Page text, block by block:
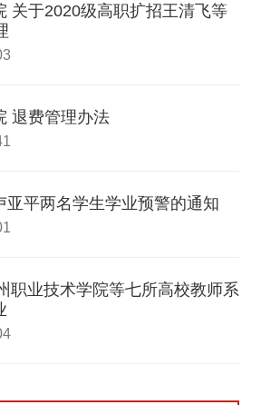
关于2020级高职扩招王清飞等
退费管理办法
亚平两名学生学业预警的通知
职业技术学院等七所高校教师系